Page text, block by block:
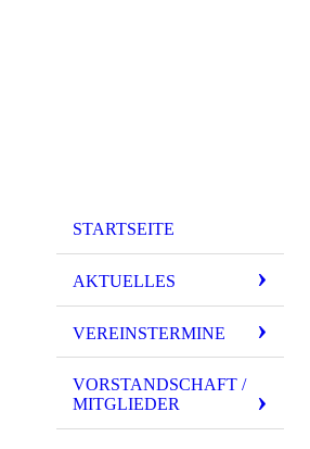
STARTSEITE
AKTUELLES
VEREINSTERMINE
VORSTANDSCHAFT /
MITGLIEDER